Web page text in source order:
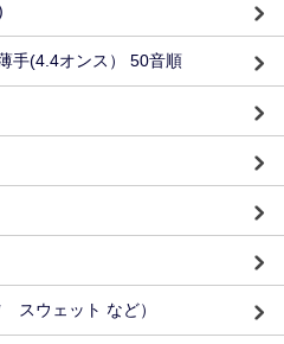
手(4.4オンス） 50音順
スウェット など）